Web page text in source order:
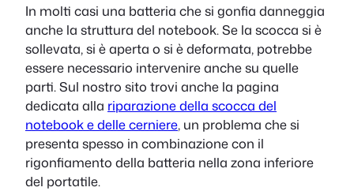
In molti casi una batteria che si gonfia danneggia
anche la struttura del notebook. Se la scocca si è
sollevata, si è aperta o si è deformata, potrebbe
essere necessario intervenire anche su quelle
parti. Sul nostro sito trovi anche la pagina
dedicata alla riparazione della scocca del
notebook e delle cerniere, un problema che si
presenta spesso in combinazione con il
rigonfiamento della batteria nella zona inferiore
del portatile.